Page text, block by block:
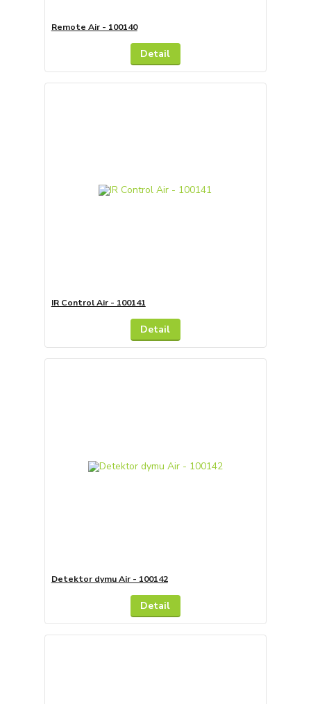
Remote Air - 100140
Detail
IR Control Air - 100141
Detail
Detektor dymu Air - 100142
Detail